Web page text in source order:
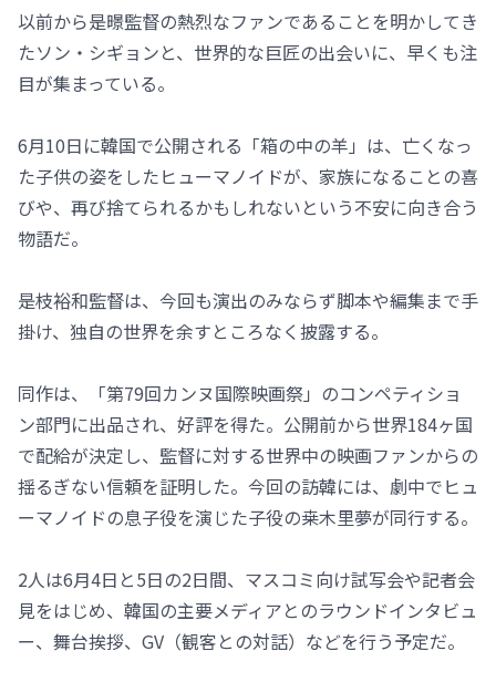
以前から是暻監督の熱烈なファンであることを明かしてき
たソン・シギョンと、世界的な巨匠の出会いに、早くも注
目が集まっている。
6月10日に韓国で公開される「箱の中の羊」は、亡くなっ
た子供の姿をしたヒューマノイドが、家族になることの喜
びや、再び捨てられるかもしれないという不安に向き合う
物語だ。
是枝裕和監督は、今回も演出のみならず脚本や編集まで手
掛け、独自の世界を余すところなく披露する。
同作は、「第79回カンヌ国際映画祭」のコンペティショ
ン部門に出品され、好評を得た。公開前から世界184ヶ国
で配給が決定し、監督に対する世界中の映画ファンからの
揺るぎない信頼を証明した。今回の訪韓には、劇中でヒュ
ーマノイドの息子役を演じた子役の桒木里夢が同行する。
2人は6月4日と5日の2日間、マスコミ向け試写会や記者会
見をはじめ、韓国の主要メディアとのラウンドインタビュ
ー、舞台挨拶、GV（観客との対話）などを行う予定だ。